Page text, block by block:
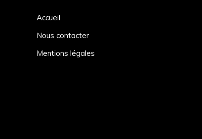
Accueil
Nous contacter
Mentions légales